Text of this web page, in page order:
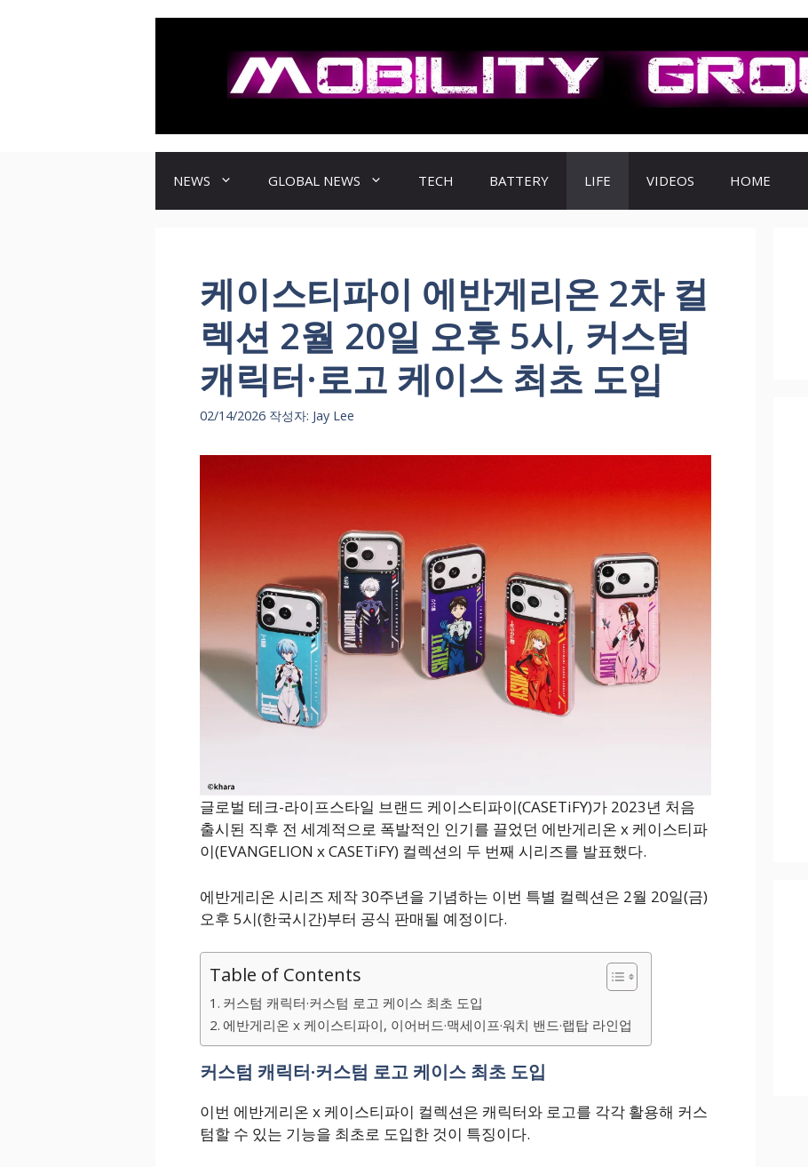
NEWS GLOBAL NEWS TECH BATTERY LIFE VIDEOS HOME
케이스티파이 에반게리온 2차 컬
렉션 2월 20일 오후 5시, 커스텀
캐릭터·로고 케이스 최초 도입
02/14/2026 작성자: Jay Lee
글로벌 테크-라이프스타일 브랜드 케이스티파이(CASETiFY)가 2023년 처음
출시된 직후 전 세계적으로 폭발적인 인기를 끌었던 에반게리온 x 케이스티파
이(EVANGELION x CASETiFY) 컬렉션의 두 번째 시리즈를 발표했다.
에반게리온 시리즈 제작 30주년을 기념하는 이번 특별 컬렉션은 2월 20일(금)
오후 5시(한국시간)부터 공식 판매될 예정이다.
Table of Contents
커스텀 캐릭터·커스텀 로고 케이스 최초 도입
에반게리온 x 케이스티파이, 이어버드·맥세이프·워치 밴드·랩탑 라인업
커스텀 캐릭터·커스텀 로고 케이스 최초 도입
이번 에반게리온 x 케이스티파이 컬렉션은 캐릭터와 로고를 각각 활용해 커스
텀할 수 있는 기능을 최초로 도입한 것이 특징이다.